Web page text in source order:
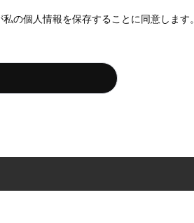
の個人情報を保存することに同意します。